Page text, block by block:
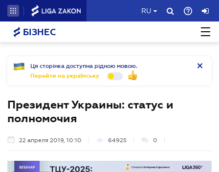
RU
БІЗНЕС
Ця сторінка доступна рідною мовою.
Перейти на українську
Президент Украины: статус и
полномочия
22 апреля 2019, 10:10 64925 0